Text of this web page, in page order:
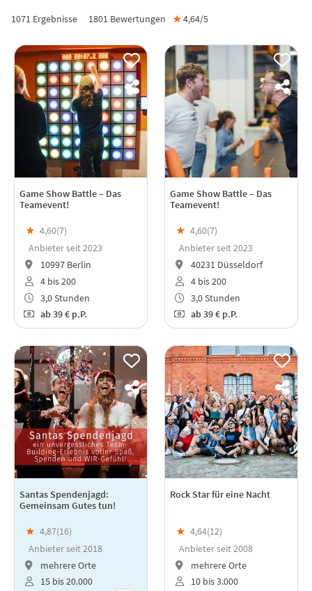
1071 Ergebnisse 1801 Bewertungen ★4,64/5
Game Show Battle – Das
Teamevent!
★ 4,60(7)
Anbieter seit 2023
10997 Berlin
4 bis 200
3,0 Stunden
ab39 € p.P.
Game Show Battle – Das
Teamevent!
★ 4,60(7)
Anbieter seit 2023
40231 Düsseldorf
4 bis 200
3,0 Stunden
ab39 € p.P.
Santas Spendenjagd:
Gemeinsam Gutes tun!
★ 4,87(16)
Anbieter seit 2018
mehrere Orte
15 bis 20.000
Rock Star für eine Nacht
★ 4,64(12)
Anbieter seit 2008
mehrere Orte
10 bis 3.000